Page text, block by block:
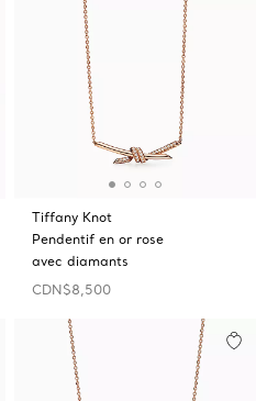
Tiffany Knot
Pendentif en or rose
avec diamants
CDN$8,500